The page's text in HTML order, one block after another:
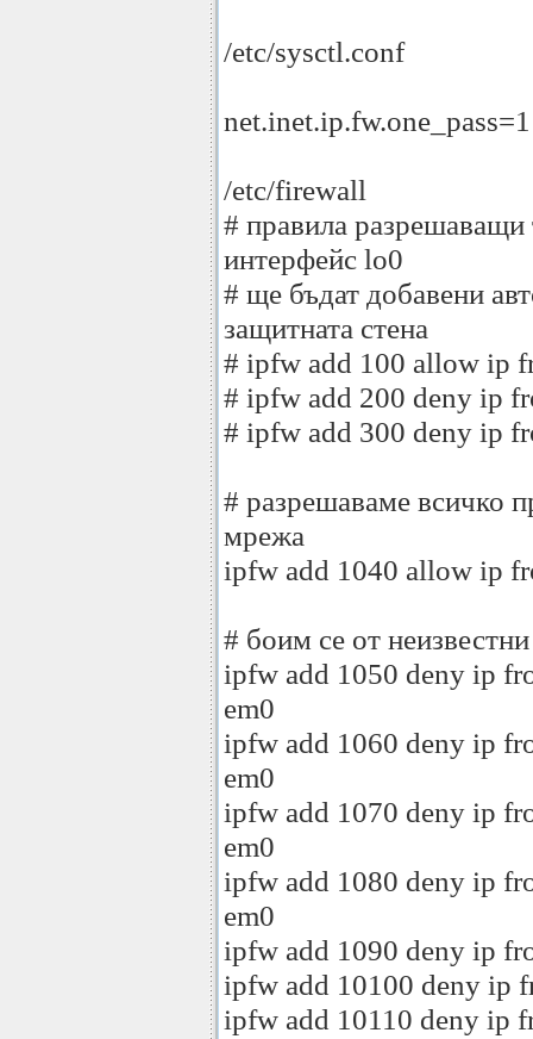
/etc/sysctl.conf
net.inet.ip.fw.one_pass=1
/etc/firewall
# правила разрешаващи
интерфейс lo0
# ще бъдат добавени
защитната стена
# ipfw add 100 allow ip
# ipfw add 200 deny ip
# ipfw add 300 deny ip
# разрешаваме всичко
мрежа
ipfw add 1040 allow ip
# боим се от неизвестни
ipfw add 1050 deny ip
em0
ipfw add 1060 deny ip
em0
ipfw add 1070 deny ip
em0
ipfw add 1080 deny ip
em0
ipfw add 1090 deny ip
ipfw add 10100 deny ip
ipfw add 10110 deny ip